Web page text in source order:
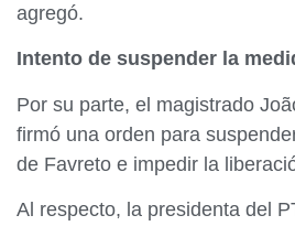
agregó.
Intento de suspender la
Por su parte, el magistrado
firmó una orden para
de Favreto e impedir la
Al respecto, la presidenta del